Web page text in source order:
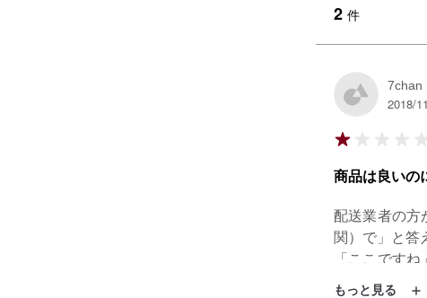
2 件
7chan
2018/
商品は良いの
配送業者の方
関）で」と答
「ここです
屋まで行こう
もっと見る